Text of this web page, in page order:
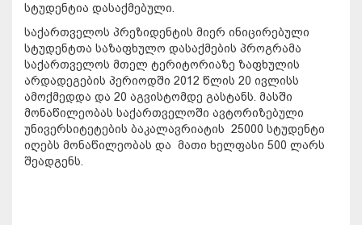
სტუდენტია დასაქმებული.
საქართველოს პრეზიდენტის მიერ ინიცირებული
სტუდენტთა საზაფხულო დასაქმების პროგრამა
საქართველოს მთელ ტერიტორიაზე ზაფხულის
არდადეგების პერიოდში 2012 წლის 20 ივლისს
ამოქმედდა და 20 აგვისტომდე გასტანს. მასში
მონაწილეობას საქართველოში ავტორიზებული
უნივერსიტეტების ბაკალავრიატის 25000 სტუდენტი
იღებს მონაწილეობას და მათი ხელფასი 500 ლარს
შეადგენს.